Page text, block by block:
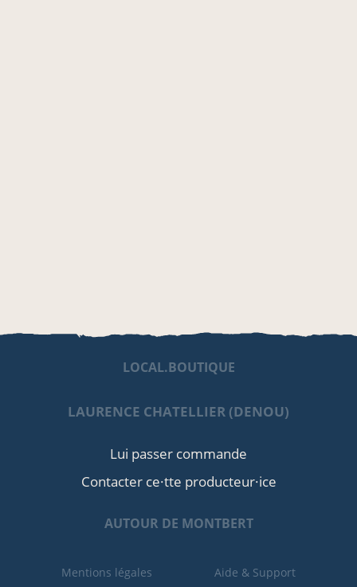
LOCAL.BOUTIQUE
LAURENCE CHATELLIER (DENOU)
Lui passer commande
Contacter ce·tte producteur·ice
AUTOUR DE MONTBERT
Mentions légales Aide & Support